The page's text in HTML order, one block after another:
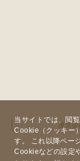
当サイトでは、閲
Cookie（クッキー
す。 これ以降ペー
Cookieなどの設定
運営会